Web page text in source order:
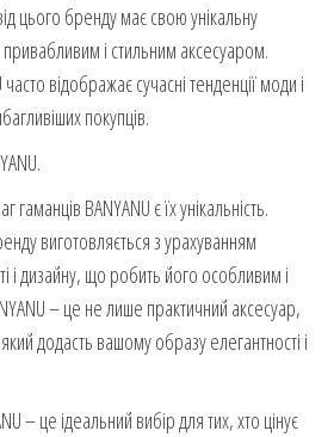
цього бренду має свою унікальну
і стильним аксесуаром.
відображає сучасні тенденції моди і
покупців.
BANYANU є їх унікальність.
виготовляється з урахуванням
і дизайну, що робить його особливим і
– це не лише практичний аксесуар,
додасть вашому образу елегантності і
– це ідеальний вибір для тих, хто цінує